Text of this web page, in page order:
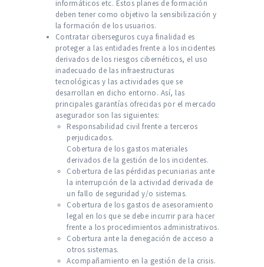
informáticos etc. Estos planes de formación
deben tener como objetivo la sensibilización y
la formación de los usuarios.
Contratar ciberseguros cuya finalidad es
proteger a las entidades frente a los incidentes
derivados de los riesgos cibernéticos, el uso
inadecuado de las infraestructuras
tecnológicas y las actividades que se
desarrollan en dicho entorno. Así, las
principales garantías ofrecidas por el mercado
asegurador son las siguientes:
Responsabilidad civil frente a terceros
perjudicados.
Cobertura de los gastos materiales
derivados de la gestión de los incidentes.
Cobertura de las pérdidas pecuniarias ante
la interrupción de la actividad derivada de
un fallo de seguridad y/o sistemas.
Cobertura de los gastos de asesoramiento
legal en los que se debe incurrir para hacer
frente a los procedimientos administrativos.
Cobertura ante la denegación de acceso a
otros sistemas.
Acompañamiento en la gestión de la crisis.